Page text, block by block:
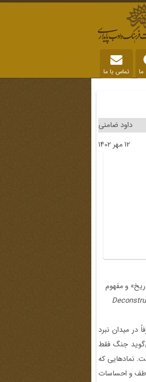
ما تماس با ما
داود ضامنی
12 مهر 1402
و مفهوم
در میدان نبرد
جنگ فقط
نمادهایی که
و احساسات